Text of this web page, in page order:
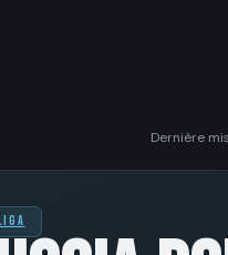
Dernière